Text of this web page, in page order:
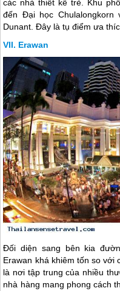
các nhà thiết kế trẻ. Khu
đến Đại học
Dunant. Đây là tụ điểm ưa
Erawan
Đối diện sang bên kia
Erawan khá khiêm tốn so với
là nơi tập trung của nhiều
nhà hàng mang phong cách